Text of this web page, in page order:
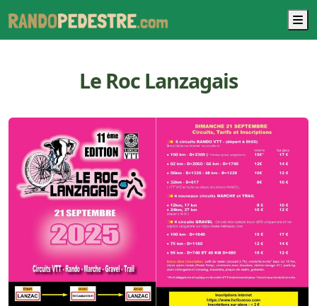
Le Roc Lanzagais